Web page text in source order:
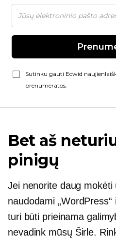
Sutinku gauti Ecwid
prenumeratos.
Bet aš
pinigų
Jei nenorite daug mokėti
naudodami
turi būti prieinama
nevadink mūsų Širle.